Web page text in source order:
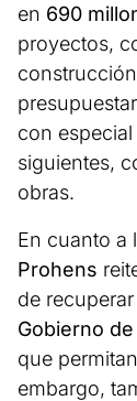
en 690
proyectos,
con
siguientes,
obras.
En cuanto a
Prohens
de
Gobierno
que
embargo,